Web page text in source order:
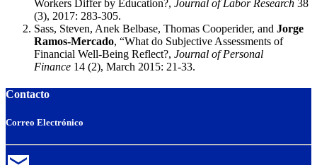
Workers Differ by Education?, Journal of Labor Research 38
(3), 2017: 283-305.
Sass, Steven, Anek Belbase, Thomas Cooperider, and Jorge
Ramos-Mercado, “What do Subjective Assessments of
Financial Well-Being Reflect?, Journal of Personal
Finance 14 (2), March 2015: 21-33.
Contacto
Correo Electrónico